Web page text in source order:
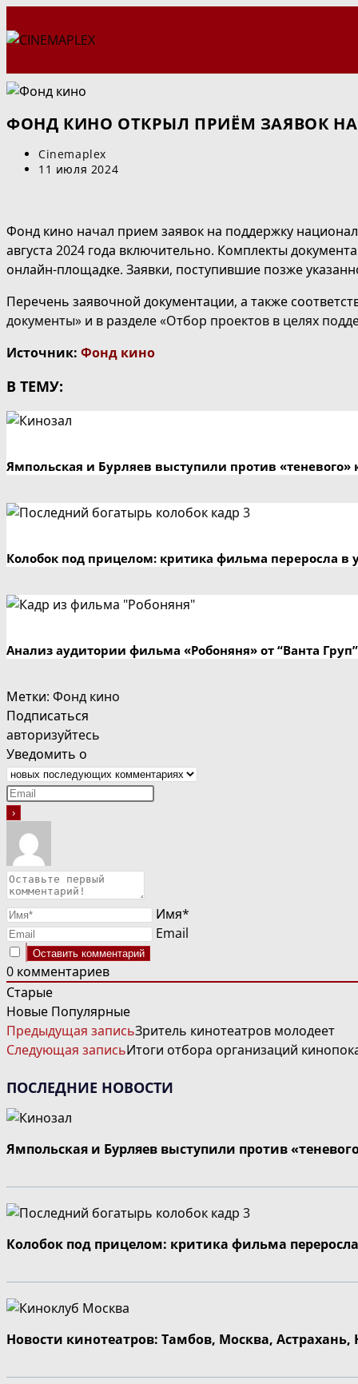
к
ФОНД КИНО ОТКРЫЛ ПРИЁМ ЗАЯВОК
Автор
записи:
Cinemaplex
Запись
11 июля 2024
Фонд кино начал прием заявок на поддержку
августа 2024 года включительно. Комплекты
онлайн-площадке. Заявки, поступившие позже
Перечень заявочной документации, а также
документы» и в разделе«Отбор проектов в целях
Источник: Фонд кино
В ТЕМУ:
Ямпольская и Бурляев выступили против «теневого»
Колобок под прицелом: критика фильма переросла в
Анализ аудитории фильма «Робоняня» от “Ванта Груп”
Метки: Фонд кино
Подписаться
авторизуйтесь
Уведомить о
Имя*
Email
0 комментариев
Старые
Новые Популярные
ЧИТАТЬ
ДАЛЕЕ
СТАТЬИ
Предыдущая записьЗритель кинотеатров молодеет
Следующая записьИтоги отбора организаций
ПОСЛЕДНИЕ НОВОСТИ
Ямпольская и Бурляев выступили против
Колобок под прицелом: критика фильма
Новости кинотеатров: Тамбов, Москва,